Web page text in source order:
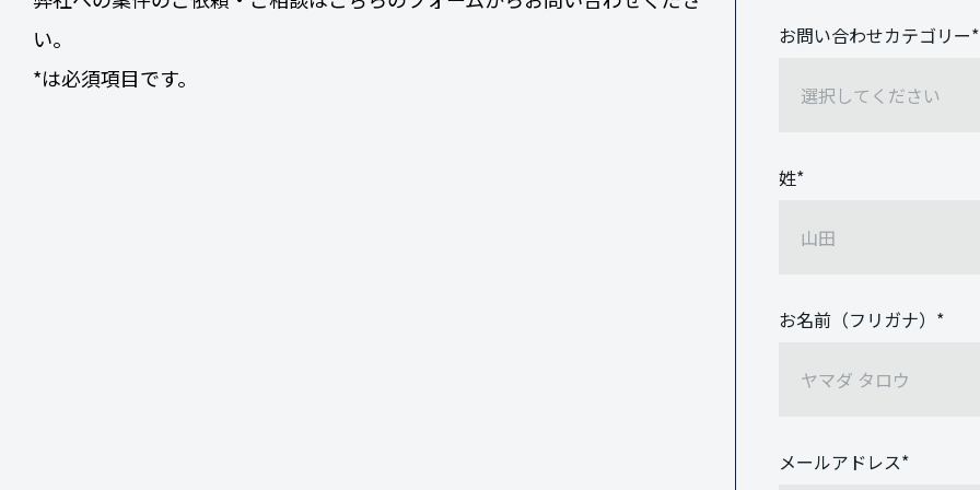
い。
*は必須項目です。
お問い合わせカテゴリー*
姓*
お名前（フリガナ） *
メールアドレス*